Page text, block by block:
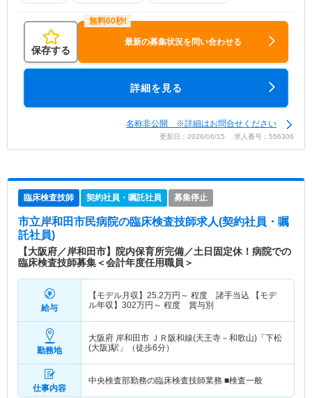
保存する
最新の募集状況を問い合わせる
詳細を見る
名称非公開 ※詳細はお問合せください
更新日：2026/06/15 求人番号：556306
臨床検査技師 契約社員・嘱託社員 募集停止
市立岸和田市民病院の臨床検査技師求人(契約社員・嘱
託社員)
【大阪府／岸和田市】院内保育所完備／土日固定休！病院での
臨床検査技師募集＜会計年度任用職員＞
給与
【モデル月収】 25.2万円～ 程度 諸手当込 【モデ
ル年収】 302万円～ 程度 賞与別
勤務地
大阪府 岸和田市 ＪＲ阪和線(天王寺－和歌山)「下松
(大阪)駅」（徒歩6分）
仕事内容
中央検査部勤務の臨床検査技師業務 ■検査一般